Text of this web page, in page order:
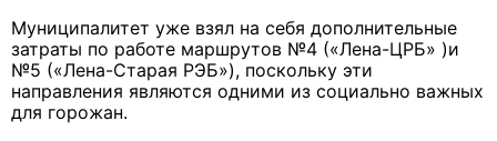
Муниципалитет уже взял на себя дополнительные
затраты по работе маршрутов №4 («Лена-ЦРБ» )и
№5 («Лена-Старая РЭБ»), поскольку эти
направления являются одними из социально важных
для горожан.